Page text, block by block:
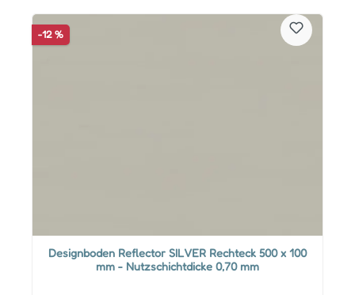
-12 %
Designboden Reflector SILVER Rechteck 500 x 100
mm - Nutzschichtdicke 0,70 mm